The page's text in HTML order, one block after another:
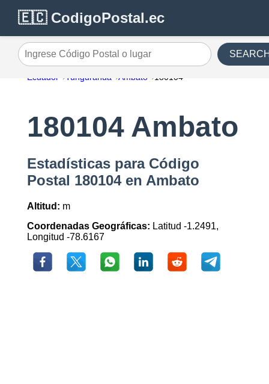
🇪🇨 CodigoPostal.ec
Ingrese Código Postal o lugar
Ecuador Tungurahua Ambato 180104
180104 Ambato
Estadísticas para Código
Postal 180104 en Ambato
Altitud: m
Coordenadas Geográficas: Latitud -1.2491,
Longitud -78.6167